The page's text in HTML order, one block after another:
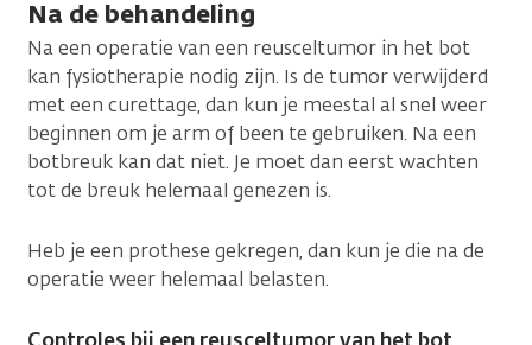
Na de behandeling
Na een operatie van een reusceltumor in het bot
kan fysiotherapie nodig zijn. Is de tumor verwijderd
met een curettage, dan kun je meestal al snel weer
beginnen om je arm of been te gebruiken. Na een
botbreuk kan dat niet. Je moet dan eerst wachten
tot de breuk helemaal genezen is.
Heb je een prothese gekregen, dan kun je die na de
operatie weer helemaal belasten.
Controles bij een reusceltumor van het bot